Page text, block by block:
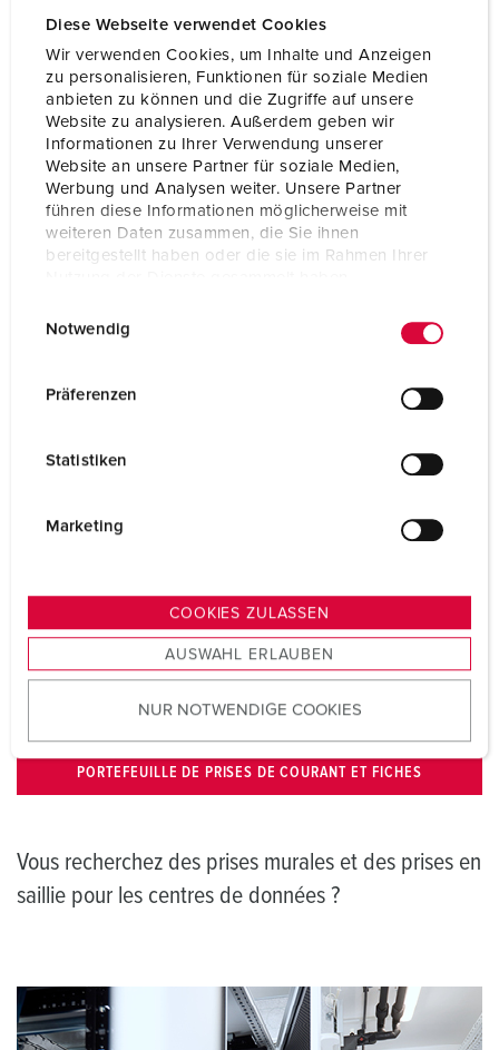
Diese Webseite verwendet Cookies
Wir verwenden Cookies, um Inhalte und Anzeigen
zu personalisieren, Funktionen für soziale Medien
anbieten zu können und die Zugriffe auf unsere
Website zu analysieren. Außerdem geben wir
Informationen zu Ihrer Verwendung unserer
Website an unsere Partner für soziale Medien,
Werbung und Analysen weiter. Unsere Partner
führen diese Informationen möglicherweise mit
weiteren Daten zusammen, die Sie ihnen
bereitgestellt haben oder die sie im Rahmen Ihrer
s
u
w
a
h
Notwendig
Präferenzen
Statistiken
Marketing
COOKIES ZULASSEN
AUSWAHL ERLAUBEN
NUR NOTWENDIGE COOKIES
de débrancher particulièrement facilement la fiche et le
grâce à deux techniques de connexion intelligentes, vous
pouvez installer nos connecteurs facilement et en gagnant
du temps. Les connecteurs AM-TOP® ainsi que les
connecteurs et coupleurs PowerTOP® Xtra en 63 A sont
disponibles avec la technique de raccordement par contact
vissé, les solutions PowerTOP® Xtra en 16 et 32 A avec la
technique de raccordement par contact vissé
ErgoCONTACT® spécialement développée.
Pour une distribution électrique sûre et fiable dans les
centres de données, nous proposons différents
connecteurs, coupleurs et prises murales. Vous trouverez
produits correspondantes :
PORTEFEUILLE DE PRISES DE COURANT ET FICHES
Vous recherchez des prises murales et des prises en
saillie pour les centres de données ?